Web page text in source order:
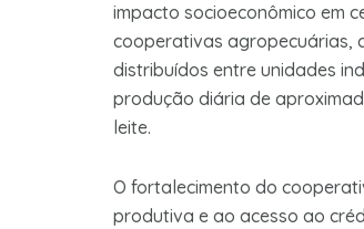
impacto socioeconômico em
cooperativas agropecuárias,
distribuídos entre unidades
produção diária de
leite.
O fortalecimento do
produtiva e ao acesso ao